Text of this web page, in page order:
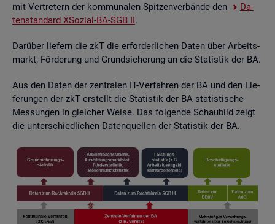
mit Ver­tre­tern der kom­mu­na­len Spit­zen­ver­bän­de den
Da­
ten­stan­dard XSo­zi­al-BA-SGB II.
Dar­über lie­fern die zkT die er­for­der­li­chen Daten über Ar­beits­
markt, För­de­rung und Grund­si­che­rung an die Sta­tis­tik der BA.
Aus den Daten der zen­tra­len IT-Ver­fah­ren der BA und den Lie­
fe­run­gen der zkT er­stellt die Sta­tis­tik der BA sta­tis­ti­sche
Mes­sun­gen in glei­cher Weise. Das fol­gen­de Schau­bild zeigt
die un­ter­schied­li­chen Da­ten­quel­len der Sta­tis­tik der BA.